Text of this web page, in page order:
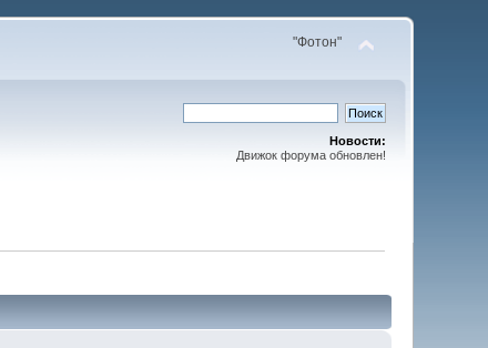
"Фотон"
Новости:
Движок форума обновлен!